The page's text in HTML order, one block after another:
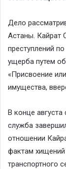
Дело
Астаны. Кайрат
преступлений
ущерба путем
«Присвоение
имущества,
В конце августа
служба
отношении
фактам хищений
транспортного